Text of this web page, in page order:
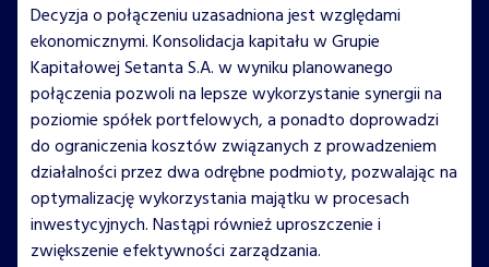
Decyzja o połączeniu uzasadniona jest względami
ekonomicznymi. Konsolidacja kapitału w Grupie
Kapitałowej Setanta S.A. w wyniku planowanego
połączenia pozwoli na lepsze wykorzystanie synergii na
poziomie spółek portfelowych, a ponadto doprowadzi
do ograniczenia kosztów związanych z prowadzeniem
działalności przez dwa odrębne podmioty, pozwalając na
optymalizację wykorzystania majątku w procesach
inwestycyjnych. Nastąpi również uproszczenie i
zwiększenie efektywności zarządzania.